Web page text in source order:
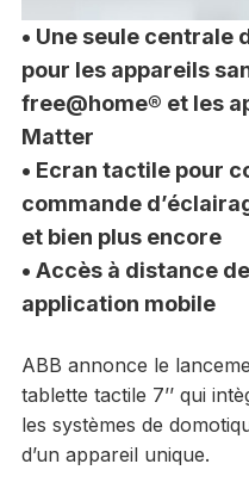
• Une seule centrale
pour les appareils
free@home® et les
Matter
• Ecran tactile pour
commande
et bien plus encore
• Accès à distance
application mobile
ABB annonce le
tablette tactile 7’’ qui
les systèmes de
d’un appareil unique.